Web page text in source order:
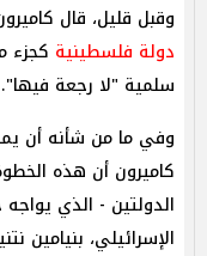
وقبل قليل، قال
دولة فلسطينية كجزء
سلمية "لا رجعة فيها".
وفي ما من شأنه أن
كاميرون أن هذه
الدولتين - الذي
الإسرائيلي، بنيامين